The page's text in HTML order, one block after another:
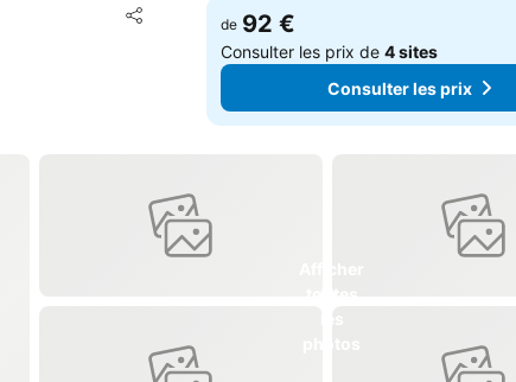
Partager
Ajouter à mes favoris
de 92 €
Consulter les prix de4 sites
Consulter les prix